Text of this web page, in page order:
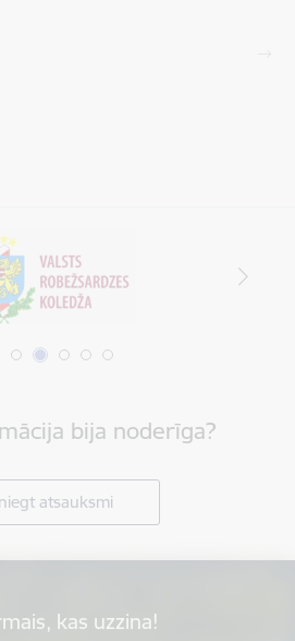
bija noderīga?
atsauksmi
kas uzzina!